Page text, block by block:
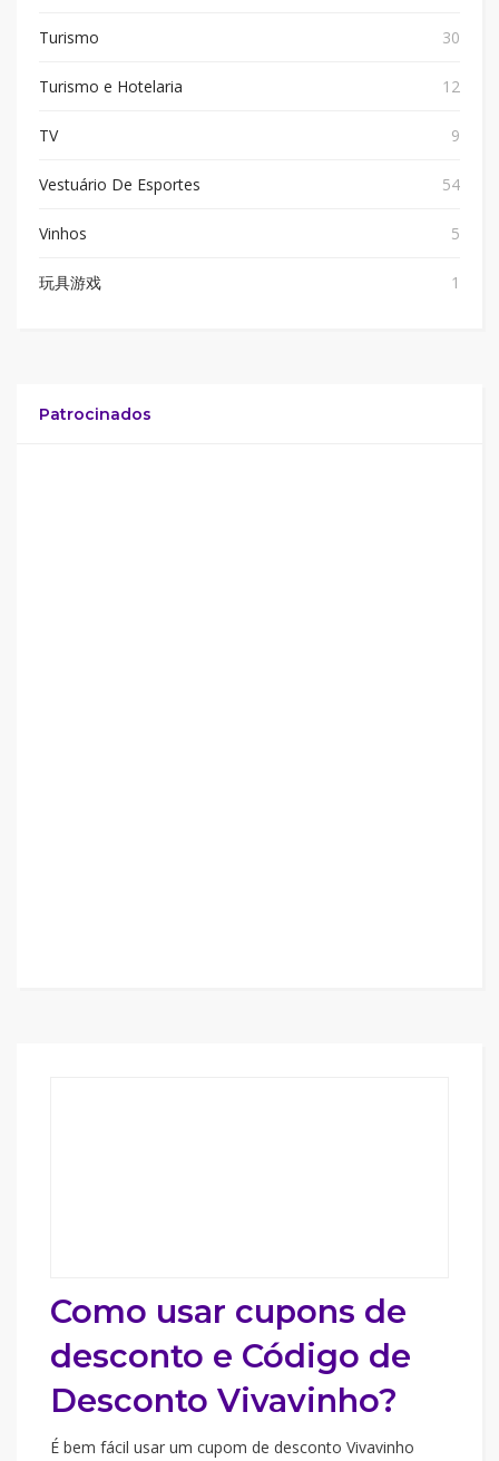
Turismo 30
Turismo e Hotelaria 12
TV 9
Vestuário De Esportes 54
Vinhos 5
玩具游戏 1
Patrocinados
Como usar cupons de
desconto e Código de
Desconto Vivavinho?
É bem fácil usar um cupom de desconto Vivavinho